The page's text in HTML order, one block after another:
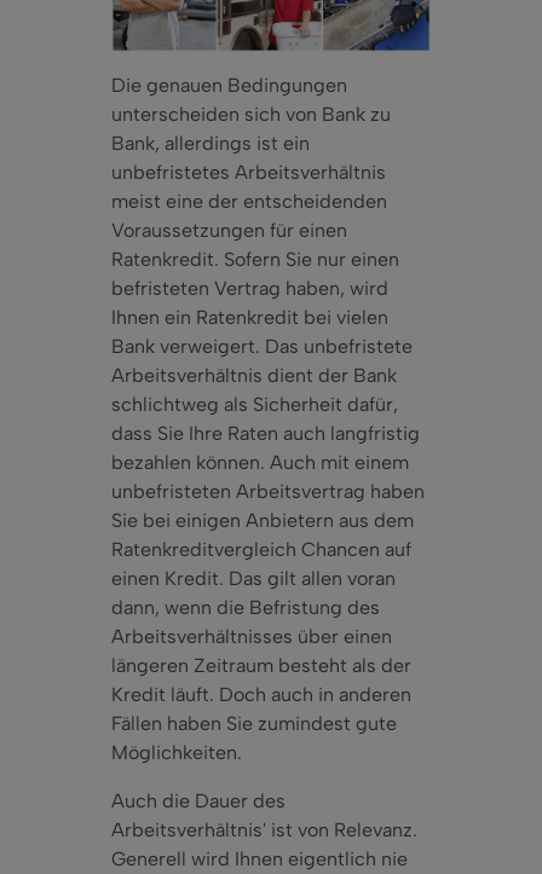
Die genauen Bedingungen
unterscheiden sich von Bank zu
Bank, allerdings ist ein
unbefristetes Arbeitsverhältnis
meist eine der entscheidenden
Voraussetzungen für einen
Ratenkredit. Sofern Sie nur einen
befristeten Vertrag haben, wird
Ihnen ein Ratenkredit bei vielen
Bank verweigert. Das unbefristete
Arbeitsverhältnis dient der Bank
schlichtweg als Sicherheit dafür,
dass Sie Ihre Raten auch langfristig
bezahlen können. Auch mit einem
unbefristeten Arbeitsvertrag haben
Sie bei einigen Anbietern aus dem
Ratenkreditvergleich Chancen auf
einen Kredit. Das gilt allen voran
dann, wenn die Befristung des
Arbeitsverhältnisses über einen
längeren Zeitraum besteht als der
Kredit läuft. Doch auch in anderen
Fällen haben Sie zumindest gute
Möglichkeiten.
Auch die Dauer des
Arbeitsverhältnis' ist von Relevanz.
Generell wird Ihnen eigentlich nie